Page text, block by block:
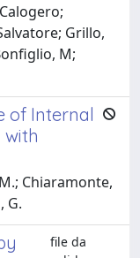
Grillo,
M;
of Internal
with
Chiaramonte,
G.
file da